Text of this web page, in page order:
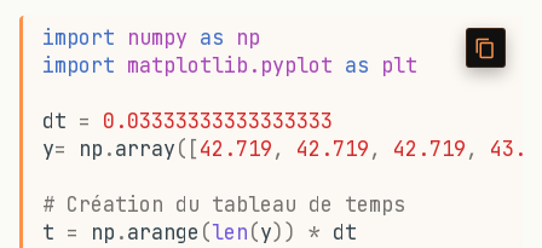
import numpy as np
import matplotlib.pyplot as plt
dt = 0.03333333333333333
y= np .array([42.719, 42.719, 42.719,
# Création du tableau de temps
t = np .arange (len(y)) * dt